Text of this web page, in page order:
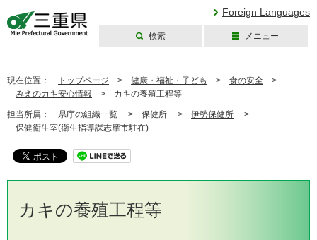
Foreign Languages
検索 メニュー
現在位置： トップページ > 健康・福祉・子ども > 食の安全 >
みえのカキ安心情報 > カキの養殖工程等
担当所属： 県庁の組織一覧 > 保健所 > 伊勢保健所 >
保健衛生室(衛生指導課志摩市駐在)
カキの養殖工程等